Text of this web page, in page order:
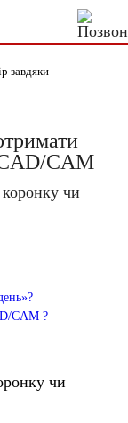
завдяки
CAD/CAM
CAM ?
чи